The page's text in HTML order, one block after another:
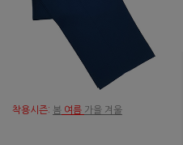
착용시즌: 봄 여름 가을 겨울